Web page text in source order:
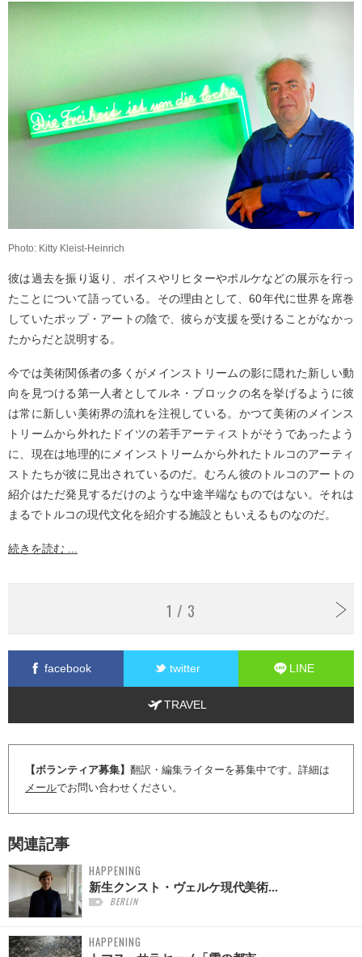
Photo: Kitty Kleist-Heinrich
彼は過去を振り返り、ボイスやリヒターやポルケなどの展示を行っ
たことについて語っている。その理由として、60年代に世界を席巻
していたポップ・アートの陰で、彼らが支援を受けることがなかっ
たからだと説明する。
今では美術関係者の多くがメインストリームの影に隠れた新しい動
向を見つける第一人者としてルネ・ブロックの名を挙げるように彼
は常に新しい美術界の流れを注視している。かつて美術のメインス
トリームから外れたドイツの若手アーティストがそうであったよう
に、現在は地理的にメインストリームから外れたトルコのアーティ
ストたちが彼に見出されているのだ。むろん彼のトルコのアートの
紹介はただ発見するだけのような中途半端なものではない。それは
まるでトルコの現代文化を紹介する施設ともいえるものなのだ。
続きを読む ...
1 / 3
facebook twitter LINE
TRAVEL
【ボランティア募集】 翻訳・編集ライターを募集中です。詳細は
メールでお問い合わせください。
関連記事
HAPPENING
新生クンスト・ヴェルケ現代美術...
BERLIN
HAPPENING